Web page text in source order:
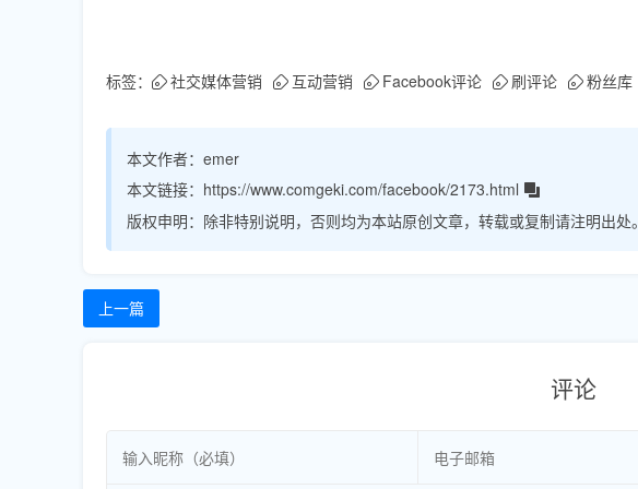
标签： 社交媒体营销 互动营销 Facebook评论 刷评论 粉丝库
本文作者： emer
本文链接： https://www.comgeki.com/facebook/2173.html
版权申明： 除非特别说明，否则均为本站原创文章，转载或复制请注明出处。
上一篇
评论